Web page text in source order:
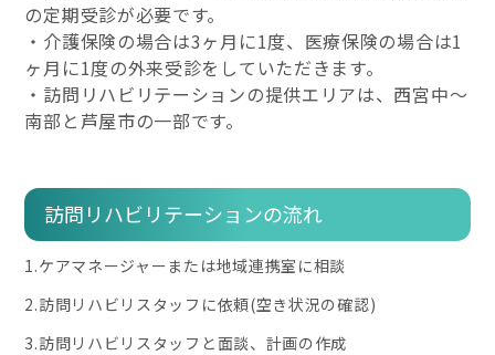
の定期受診が必要です。
・介護保険の場合は3ヶ月に1度、医療保険の場合は1
ヶ月に1度の外来受診をしていただきます。
・訪問リハビリテーションの提供エリアは、西宮中～
南部と芦屋市の一部です。
訪問リハビリテーションの流れ
1.ケアマネージャーまたは地域連携室に相談
2.訪問リハビリスタッフに依頼(空き状況の確認)
3.訪問リハビリスタッフと面談、計画の作成